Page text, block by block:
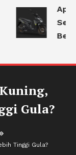
Apa
Gula?
Tinggi Gula?